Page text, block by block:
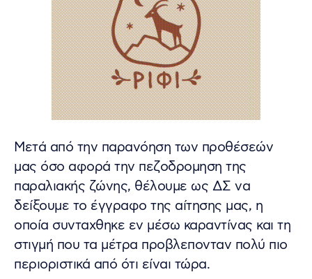
Μετά από την παρανόηση των προθέσεών
μας όσο αφορά την πεζοδρομηση της
παραλιακής ζώνης, θέλουμε ως ΔΣ να
δείξουμε το έγγραφο της αίτησης μας, η
οποία συνταχθηκε εν μέσω καραντίνας και τη
στιγμή που τα μέτρα προβλεπονταν πολύ πιο
περιοριστικά από ότι είναι τώρα.